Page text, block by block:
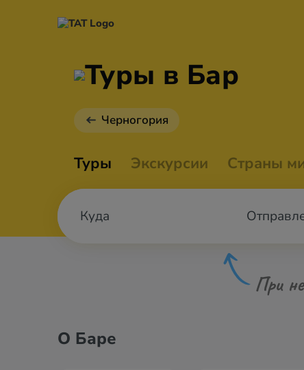
Туры в Бар
Черногория
Туры Экскурсии Страны
При
О Баре